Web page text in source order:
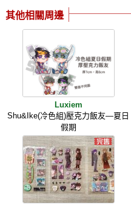
其他相關周邊
Luxiem
Shu&Ike(冷色組)壓克力飯友—夏日
假期